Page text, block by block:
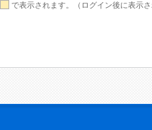
で表示されます。（ログイン後に表示